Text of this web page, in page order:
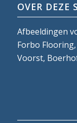
OVER DEZE
Afbeeldingen
Forbo
Voorst,